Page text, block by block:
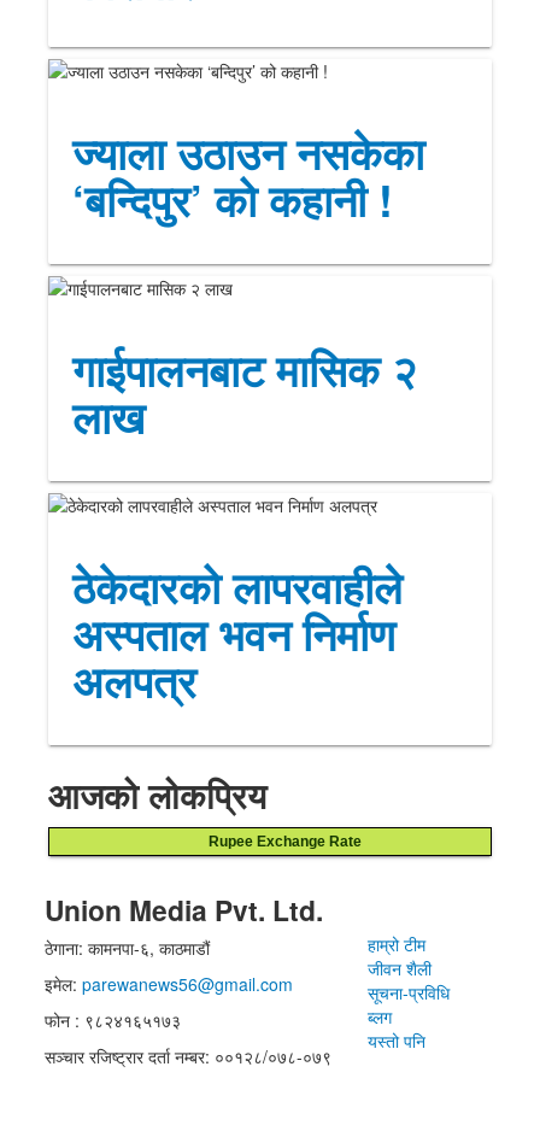
ज्याला उठाउन नसकेका
‘बन्दिपुर’ को कहानी !
गाईपालनबाट मासिक २
लाख
ठेकेदारको लापरवाहीले
अस्पताल भवन निर्माण
अलपत्र
आजको लोकप्रिय
Rupee Exchange Rate
Union Media Pvt. Ltd.
ठेगाना: कामनपा-६, काठमाडौं
इमेल:parewanews56@gmail.com
फोन : ९८२४१६५१७३
सञ्चार रजिष्ट्रार दर्ता नम्बर: ००१२८/०७८-०७९
हाम्रो टीम
जीवन शैली
सूचना-प्रविधि
ब्लग
यस्तो पनि